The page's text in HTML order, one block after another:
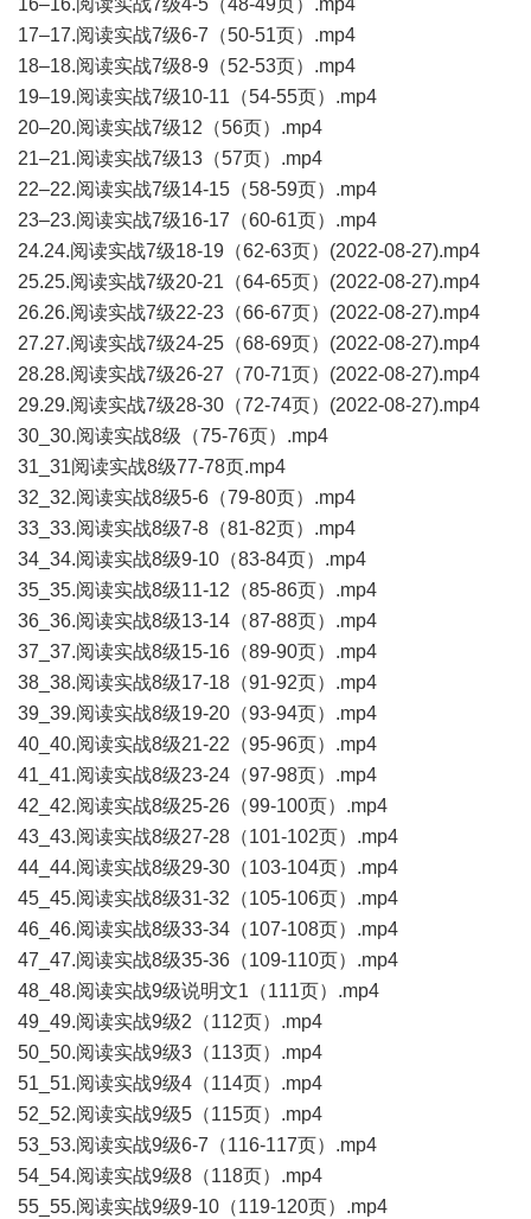
16–16.阅读实战7级4-5（48-49页）.mp4
17–17.阅读实战7级6-7（50-51页）.mp4
18–18.阅读实战7级8-9（52-53页）.mp4
19–19.阅读实战7级10-11（54-55页）.mp4
20–20.阅读实战7级12（56页）.mp4
21–21.阅读实战7级13（57页）.mp4
22–22.阅读实战7级14-15（58-59页）.mp4
23–23.阅读实战7级16-17（60-61页）.mp4
24.24.阅读实战7级18-19（62-63页）(2022-08-27).mp4
25.25.阅读实战7级20-21（64-65页）(2022-08-27).mp4
26.26.阅读实战7级22-23（66-67页）(2022-08-27).mp4
27.27.阅读实战7级24-25（68-69页）(2022-08-27).mp4
28.28.阅读实战7级26-27（70-71页）(2022-08-27).mp4
29.29.阅读实战7级28-30（72-74页）(2022-08-27).mp4
30_30.阅读实战8级（75-76页）.mp4
31_31阅读实战8级77-78页.mp4
32_32.阅读实战8级5-6（79-80页）.mp4
33_33.阅读实战8级7-8（81-82页）.mp4
34_34.阅读实战8级9-10（83-84页）.mp4
35_35.阅读实战8级11-12（85-86页）.mp4
36_36.阅读实战8级13-14（87-88页）.mp4
37_37.阅读实战8级15-16（89-90页）.mp4
38_38.阅读实战8级17-18（91-92页）.mp4
39_39.阅读实战8级19-20（93-94页）.mp4
40_40.阅读实战8级21-22（95-96页）.mp4
41_41.阅读实战8级23-24（97-98页）.mp4
42_42.阅读实战8级25-26（99-100页）.mp4
43_43.阅读实战8级27-28（101-102页）.mp4
44_44.阅读实战8级29-30（103-104页）.mp4
45_45.阅读实战8级31-32（105-106页）.mp4
46_46.阅读实战8级33-34（107-108页）.mp4
47_47.阅读实战8级35-36（109-110页）.mp4
48_48.阅读实战9级说明文1（111页）.mp4
49_49.阅读实战9级2（112页）.mp4
50_50.阅读实战9级3（113页）.mp4
51_51.阅读实战9级4（114页）.mp4
52_52.阅读实战9级5（115页）.mp4
53_53.阅读实战9级6-7（116-117页）.mp4
54_54.阅读实战9级8（118页）.mp4
55_55.阅读实战9级9-10（119-120页）.mp4